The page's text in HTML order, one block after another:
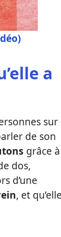
a
sur
de son
grâce à
dos,
d’une
, et